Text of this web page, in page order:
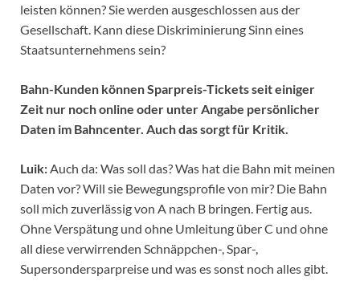
leisten können? Sie werden ausgeschlossen aus der
Gesellschaft. Kann diese Diskriminierung Sinn eines
Staatsunternehmens sein?
Bahn-Kunden können Sparpreis-Tickets seit einiger
Zeit nur noch online oder unter Angabe persönlicher
Daten im Bahncenter. Auch das sorgt für Kritik.
Luik:Auch da: Was soll das? Was hat die Bahn mit meinen
Daten vor? Will sie Bewegungsprofile von mir? Die Bahn
soll mich zuverlässig von A nach B bringen. Fertig aus.
Ohne Verspätung und ohne Umleitung über C und ohne
all diese verwirrenden Schnäppchen-, Spar-,
Supersondersparpreise und was es sonst noch alles gibt.